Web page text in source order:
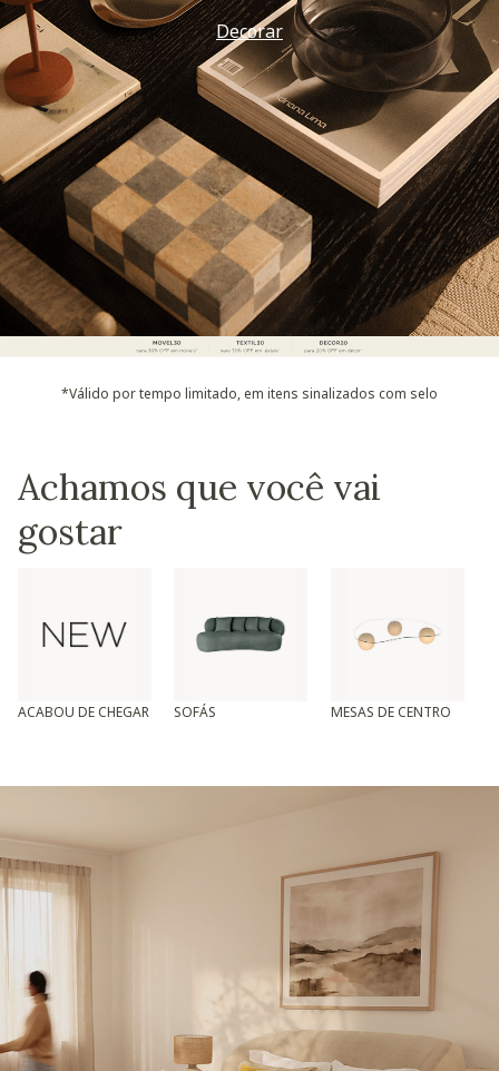
Decorar
*Válido por tempo limitado, em itens sinalizados com selo
Achamos que você vai
gostar
ACABOU DE CHEGAR SOFÁS MESAS DE CENTRO